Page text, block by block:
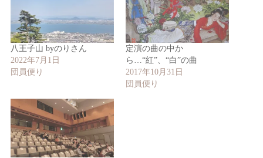
八王子山 byのりさん
2022年7月1日
団員便り
定演の曲の中か
ら…“紅”、“白”の曲
2017年10月31日
団員便り